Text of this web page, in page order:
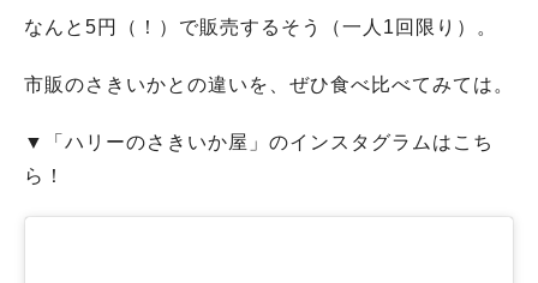
なんと5円（！）で販売するそう（一人1回限り）。
市販のさきいかとの違いを、ぜひ食べ比べてみては。
▼「ハリーのさきいか屋」のインスタグラムはこち
ら！